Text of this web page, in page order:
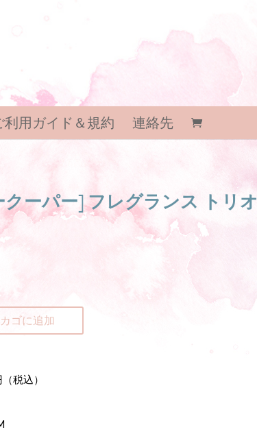
利用ガイド＆規約 連絡先
クーパー] フレグランス トリオ
ゴに追加
税込）